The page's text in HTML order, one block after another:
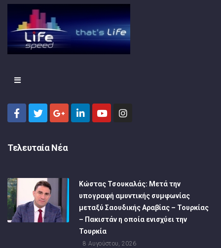
Τελευταία Νέα
Κώστας Τσουκαλάς: Μετά την
υπογραφή αμυντικής συμφωνίας
μεταξύ Σαουδικής Αραβίας – Τουρκίας
– Πακιστάν η οποία ενισχύει την
Τουρκία
8 Αυγούστου, 2026